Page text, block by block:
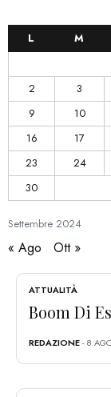
Settembre 2024
L M
2
3
9
10
16
17
23
24
30
« Ago Ott »
ATTUALITÀ
Boom Di
REDAZIONE- 8